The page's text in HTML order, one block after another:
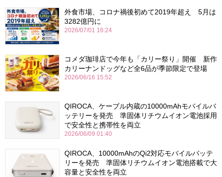
外食市場、コロナ禍後初めて2019年超え 5月は
3282億円に
2026/07/01 16:24
コメダ珈琲店で今年も「カリー祭り」開催 新作
カリーナンドッグなど全6品が季節限定で登場
2026/06/16 15:52
QIROCA、ケーブル内蔵の10000mAhモバイルバ
ッテリーを発売 準固体リチウムイオン電池採用
で安全性と携帯性を両立
2026/06/09 01:40
QIROCA、10000mAhのQi2対応モバイルバッテ
リーを発売 準固体リチウムイオン電池搭載で大
容量と安全性を両立